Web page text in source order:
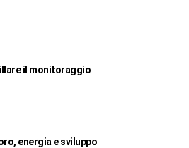
il monitoraggio
energia e sviluppo